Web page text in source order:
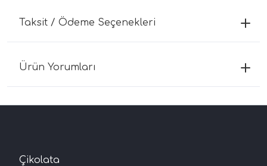
Taksit / Ödeme Seçenekleri
Ürün Yorumları
Çikolata